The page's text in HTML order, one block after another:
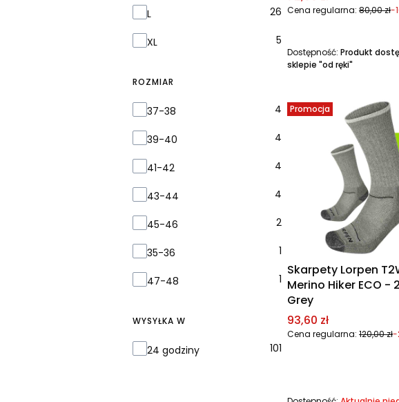
L 26
XL 5
ROZMIAR
Rozmiar
37-38 4
39-40 4
41-42 4
43-44 4
45-46 2
35-36 1
47-48 1
WYSYŁKA W
Wysyłka w
24 godziny 101
Cena regularna: 80,00 zł-
Dostępność: Produkt
sklepie "od ręki"
Promocja
Skarpety Lorpen
Merino Hiker ECO -
Grey
Cena promocyjna
93,60 zł
Cena regularna: 120,00 zł-